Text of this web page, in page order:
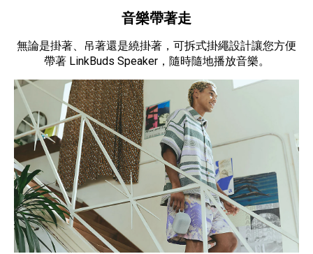
音樂帶著走
無論是掛著、吊著還是繞掛著，可拆式掛繩設計讓您方便
帶著 LinkBuds Speaker，隨時隨地播放音樂。